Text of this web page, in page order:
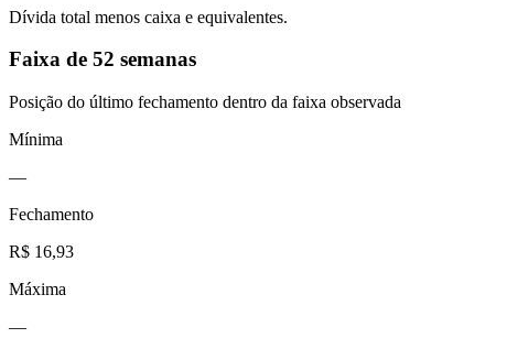
Dívida total menos caixa e equivalentes.
Faixa de 52 semanas
Posição do último fechamento dentro da faixa observada
Mínima
—
Fechamento
R$ 16,93
Máxima
—